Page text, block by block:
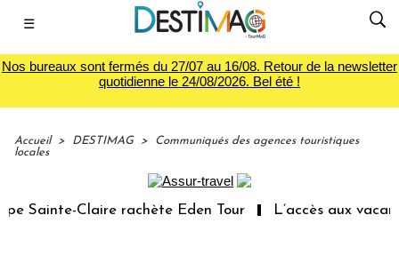
☰
Nos bureaux sont fermés du 27/07 au 16/08. Retour de la newsletter
quotidienne le 24/08/2026. Bel été !
Accueil > DESTIMAG >
Communiqués des agences touristiques
locales
Sainte-Claire rachète Eden Tour L’accès aux